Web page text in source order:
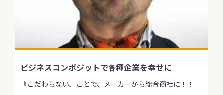
ビジネスコンボジットで各種企業を幸せに
『こだわらない』ことで、メーカーから総合商社に！！